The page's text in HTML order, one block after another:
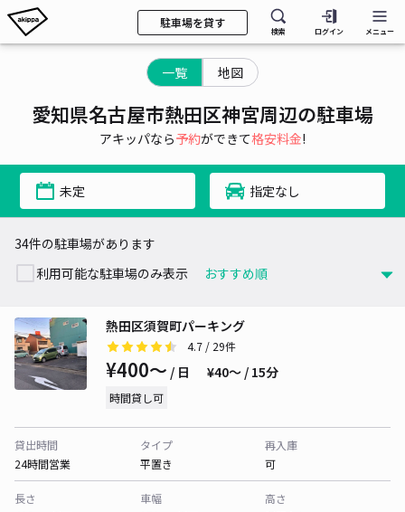
駐車場を貸す
検索 ログイン メニュー
一覧 地図
愛知県名古屋市熱田区神宮周辺の駐車場
アキッパなら予約ができて格安料金!
未定 指定なし
34件の駐車場があります
利用可能な駐車場のみ表示
熱田区須賀町パーキング
4.7 / 29件
¥400〜 / 日 ¥40〜 / 15分
時間貸し可
貸出時間
24時間営業
タイプ
平置き
再入庫
可
長さ
車幅
高さ